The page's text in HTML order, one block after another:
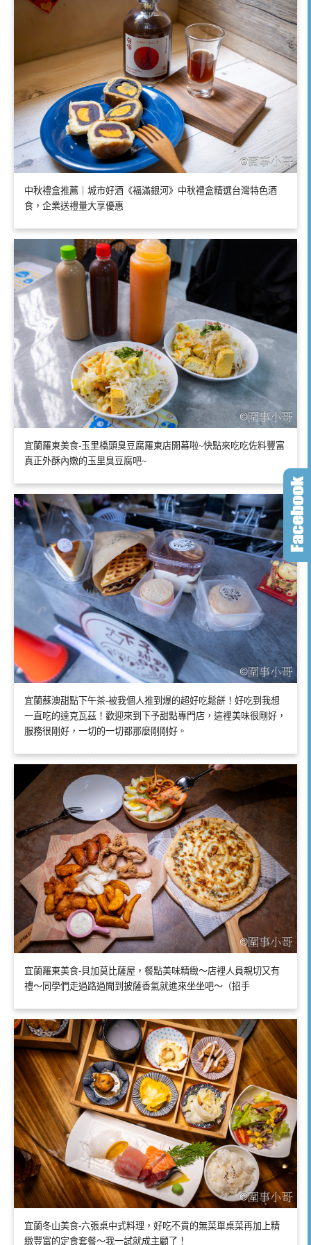
中秋禮盒推薦｜城市好酒《福滿銀河》中秋禮盒精選台灣特色酒
食，企業送禮量大享優惠
宜蘭羅東美食-玉里橋頭臭豆腐羅東店開幕啦~快點來吃吃佐料豐富
真正外酥內嫩的玉里臭豆腐吧~
宜蘭蘇澳甜點下午茶-被我個人推到爆的超好吃鬆餅！好吃到我想
一直吃的達克瓦茲！歡迎來到下予甜點專門店，這裡美味很剛好，
服務很剛好，一切的一切都那麼剛剛好。
宜蘭羅東美食-貝加莫比薩屋，餐點美味精緻～店裡人員親切又有
禮～同學們走過路過聞到披薩香氣就進來坐坐吧～（招手
宜蘭冬山美食-六張桌中式料理，好吃不貴的無菜單桌菜再加上精
緻豐富的定食套餐～我一試就成主顧了！